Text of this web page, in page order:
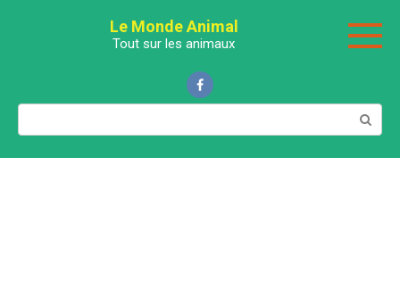
Le Monde Animal
Tout sur les animaux
Поиск: